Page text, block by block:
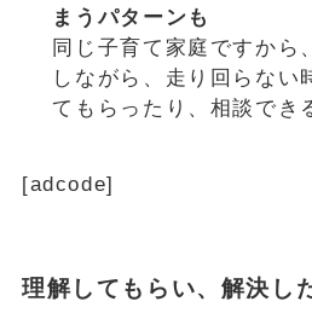
まうパターンも
同じ子育て家庭ですから
しながら、走り回らない
てもらったり、相談でき
[adcode]
理解してもらい、解決し